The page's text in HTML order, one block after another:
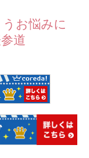
お悩みに
道